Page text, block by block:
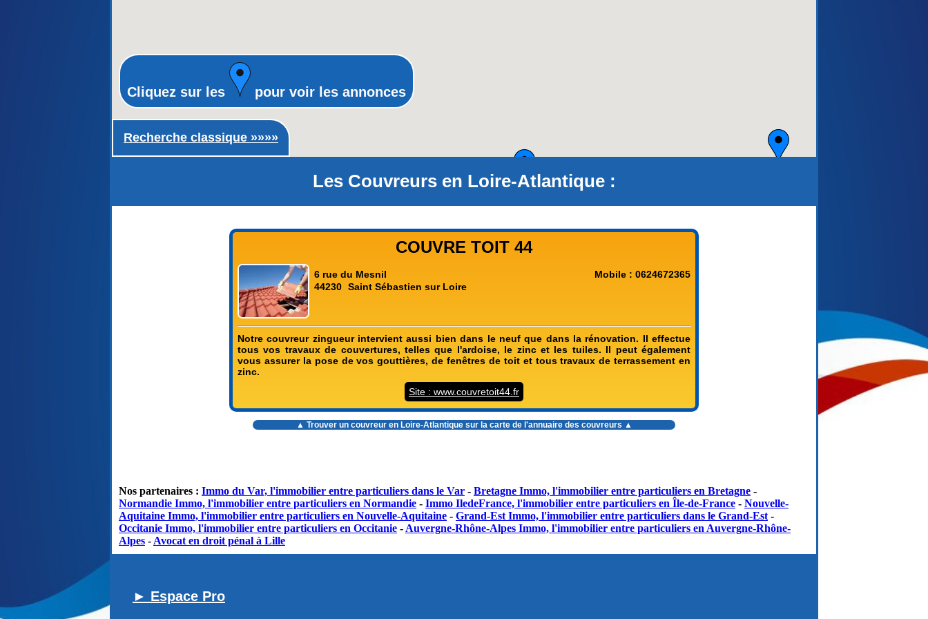
Recherche classique ►
Recherche classique »»»»
Cliquez sur les pour voir les annonces
Les Couvreurs en Loire-Atlantique :
COUVRE TOIT 44
6 rue du Mesnil
44230 Saint Sébastien sur Loire
Mobile : 0624672365
Notre couvreur zingueur intervient aussi bien dans le neuf que dans la rénovation. Il effectue
tous vos travaux de couvertures, telles que l'ardoise, le zinc et les tuiles. Il peut également
vous assurer la pose de vos gouttières, de fenêtres de toit et tous travaux de terrassement en
zinc.
Site : www.couvretoit44.fr
▲ Trouver un couvreur en Loire-Atlantiquesur la carte de l'annuaire des couvreurs ▲
Nos partenaires : Immo du Var, l'immobilier entre particuliers dans le Var - Bretagne Immo, l'immobilier entre particuliers en Bretagne -
Normandie Immo, l'immobilier entre particuliers en Normandie - Immo IledeFrance, l'immobilier entre particuliers en Île-de-France - Nouvelle-
Aquitaine Immo, l'immobilier entre particuliers en Nouvelle-Aquitaine - Grand-Est Immo, l'immobilier entre particuliers dans le Grand-Est -
Occitanie Immo, l'immobilier entre particuliers en Occitanie - Auvergne-Rhône-Alpes Immo, l'immobilier entre particuliers en Auvergne-Rhône-
Alpes - Avocat en droit pénal à Lille
► Espace Pro